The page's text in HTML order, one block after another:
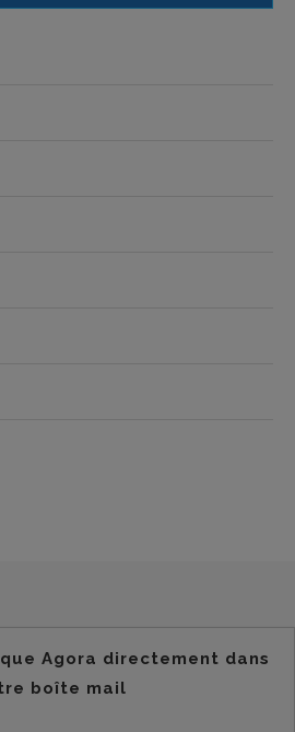
Agora directement dans
boîte mail